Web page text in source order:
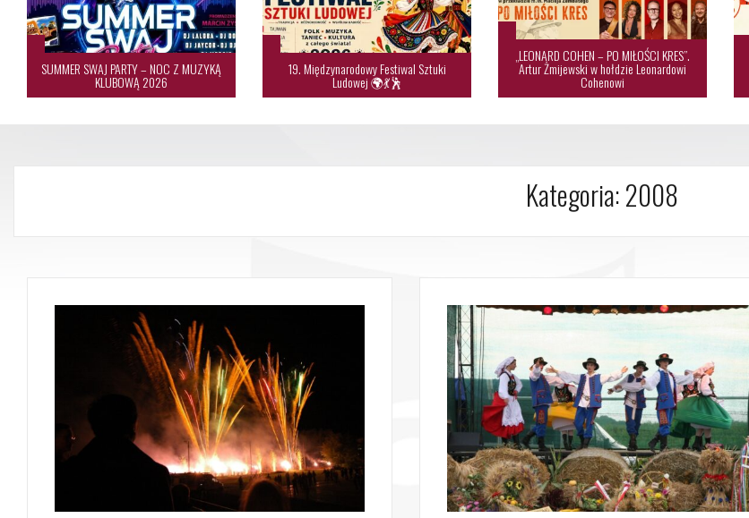
SUMMER SWAJ PARTY – NOC Z MUZYKĄ
KLUBOWĄ 2026
19. Międzynarodowy Festiwal Sztuki
Ludowej 🌍💃🕺
„LEONARD COHEN – PO MIŁOŚCI KRES”.
Artur Żmijewski w hołdzie Leonardowi
Cohenowi
Kategoria:2008